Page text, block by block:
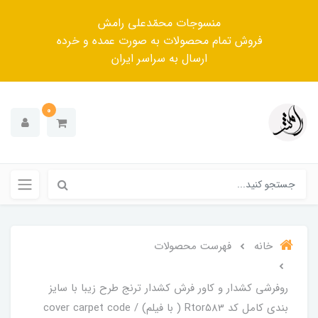
منسوجات محمّدعلی رامش
فروش تمام محصولات به صورت عمده و خرده
ارسال به سراسر ایران
0
خانه فهرست محصولات
روفرشی کشدار و کاور فرش کشدار ترنج طرح زیبا با سایز
بندی کامل کد Rtor583 ( با فیلم) / cover carpet code